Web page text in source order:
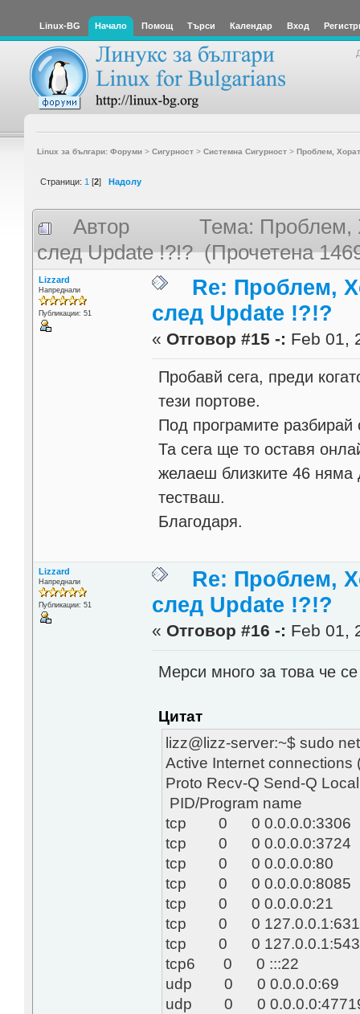
Linux-BG Начало Помощ Търси Календар Вход
Linux за българи: Форуми> Сигурност> Системна Сигурност> Проблем,
Страници: 1 [2] Надолу
Автор
Тема: Проблем,
след Update !?!? (Прочетена
Lizzard
Напреднали
Публикации: 51
Re: Проблем,
след Update !?!?
« Отговор #15 -: Feb 01,
Пробавй сега, преди
тези портове.
Под програмите разбирай
Та сега ще то оставя
желаеш близките 46 няма
тестваш.
Благодаря.
Lizzard
Напреднали
Публикации: 51
Re: Проблем,
след Update !?!?
« Отговор #16 -: Feb 01,
Мерси много за това че
Цитат
lizz@lizz-server:~$ sudo
Active Internet connections
Proto Recv-Q Send-Q
PID/Program name
tcp 0 0
tcp 0 0
tcp 0 0 0.0.0.0:80
tcp 0 0
tcp 0 0
tcp 0 0
tcp 0 0
tcp6 0 0 :::22
udp 0 0
udp 0 0